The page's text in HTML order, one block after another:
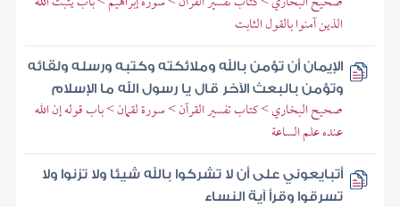
الذين آمنوا بالقول الثابت
الإيمان أن تؤمن بالله وملائكته وكتبه ورسله ولقائه
وتؤمن بالبعث الآخر قال يا رسول الله ما الإسلام
صحيح البخاري > كتاب تفسير القرآن > سورة لقمان > باب قوله إن الله
عنده علم الساعة
أتبايعوني على أن لا تشركوا بالله شيئا ولا تزنوا ولا
تسرقوا وقرأ آية النساء